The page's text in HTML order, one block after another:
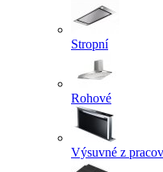
Stropní
Rohové
Výsuvné z